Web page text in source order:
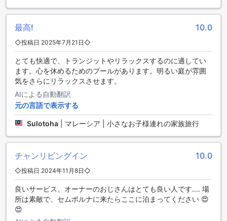
した当ホテルならではの魅力です。
便利な交通アクセスで快適な滞在をサポート
Chan's Smart Living Innは、ゲストの快適な滞在をサポート
するために、車のレンタルサービスを提供しています。これ
により、自由自在に周辺の観光スポットやビジネスエリアを
訪れることができ、マレーシアの魅力を存分に楽しめます。
また、必要に応じてタクシーサービスも利用可能で、空港や
市内の主要な目的地へスムーズに移動できます。これらの交
通手段は、便利さと快適さを兼ね備えており、ゲストの移動
時間を最小限に抑え、滞在中のストレスを軽減します。
快適な滞在をサポートする充実の客室設備
Chan's Smart Living Innの客室は、快適さと便利さを追求し
た充実の設備を誇ります。エアコン完備で、暑い日でも快適
な室内環境を保つことができ、バルコニーやテラスからは心
安らぐ景色をお楽しみいただけます。衛生面も重視し、シャ
ンプーやボディソープなどのアメニティや、無料のミネラル
ウォーターを備えています。暗幕カーテンにより、良質な睡
最高! 10.0
◇投稿日 2025年7月21日◇
とても快適で、トランジットやリラックスするのに適してい
ます。心を休めるためのプールがあります。明るい庭が雰囲
気をさらにリラックスさせます。
AIによる自動翻訳
元の言語で表示する
Sulotoha マレーシア | 小さなお子様連れの家族旅行
チャンリビングイン 10.0
◇投稿日 2024年11月8日◇
良いサービス、オーナーのおじさんはとても良い人です.... 場
所は素敵で、セムポルナに来たらここに泊まってください 😍
😍